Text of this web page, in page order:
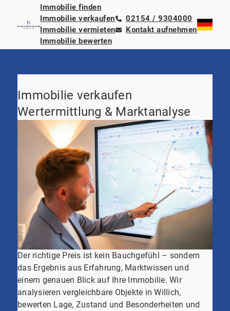
Immobilie finden
Immobilie verkaufen
Immobilie vermieten
Immobilie bewerten
02154 / 9304000
Kontakt aufnehmen
Immobilie verkaufen
Wertermittlung & Marktanalyse
Der richtige Preis ist kein Bauchgefühl – sondern
das Ergebnis aus Erfahrung, Marktwissen und
einem genauen Blick auf Ihre Immobilie. Wir
analysieren vergleichbare Objekte in Willich,
bewerten Lage, Zustand und Besonderheiten und